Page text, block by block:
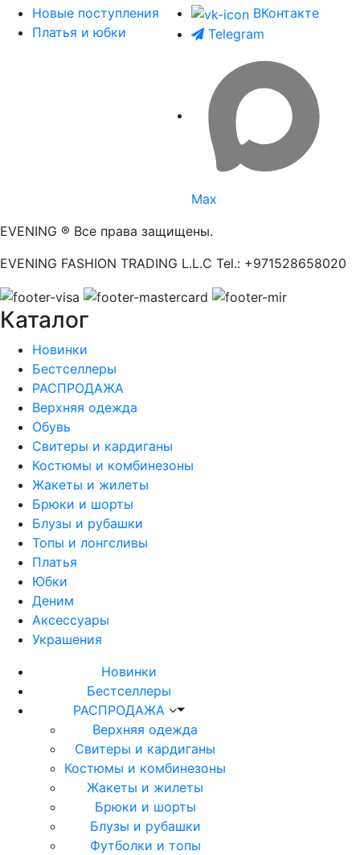
Новые поступления
Платья и юбки
ВКонтакте
Telegram
Max
EVENING ® Все права защищены.
EVENING FASHION TRADING L.L.C Tel.: +971528658020
Каталог
Новинки
Бестселлеры
РАСПРОДАЖА
Верхняя одежда
Обувь
Свитеры и кардиганы
Костюмы и комбинезоны
Жакеты и жилеты
Брюки и шорты
Блузы и рубашки
Топы и лонгсливы
Платья
Юбки
Деним
Аксессуары
Украшения
Новинки
Бестселлеры
РАСПРОДАЖА
Верхняя одежда
Свитеры и кардиганы
Костюмы и комбинезоны
Жакеты и жилеты
Брюки и шорты
Блузы и рубашки
Футболки и топы